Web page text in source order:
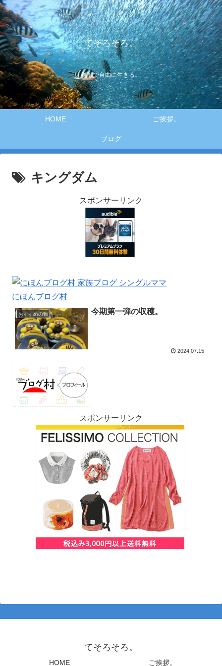
てそろそろ。
笑顔で自由に生きる。
HOME ご挨拶。
ブログ
キングダム
スポンサーリンク
にほんブログ村
おすすめの物 今期第一弾の収穫。
2024.07.15
スポンサーリンク
てそろそろ。
HOME ご挨拶。